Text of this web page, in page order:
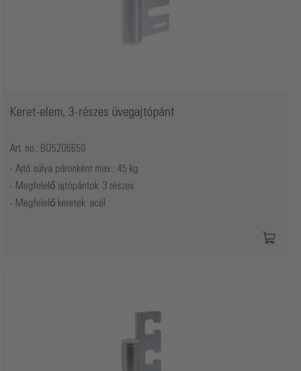
Keret-elem, 3-részes üvegajtópánt
Art. no.: BO5206650
Ajtó súlya páronként max.: 45 kg
Megfelelő ajtópántok: 3 részes
Megfelelő keretek: acél